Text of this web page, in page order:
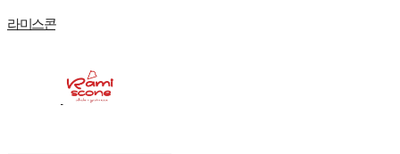
라미스콘